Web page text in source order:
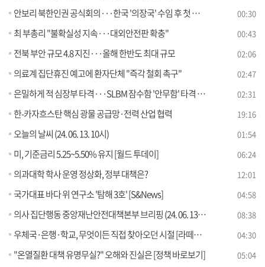
안보리 북한인권 공식회의···한국 '의장국' 수임 후 첫 개최 00:30
최 부총리 "불확실성 지속···대외안전판 확충" 00:43
전북 부안 규모 4.8 지진···올해 한반도 최대 규모 02:06
의료계 집단휴진 예고에 환자단체 "즉각 철회 촉구" 02:47
은밀하게 적 심장부 타격···SLBM 잠수함 '안무함' 타격 훈련 02:31
한-카자흐스탄 핵심 광물 공급망·전력 산업 협력 19:16
오늘의 날씨 (24. 06. 13. 10시) 01:54
미, 기준금리 5.25~5.50% 유지 [월드 투데이] 06:24
의과대학 학사 운영 정상화, 정부 대책은? 12:01
국가대표 바다 위 연구소 '탐해 3호' [S&News] 04:58
의사 집단행동 중앙재난안전대책본부 브리핑 (24. 06. 13. 11시) 08:38
우체국·은행·학교, 무엇이든 직접 찾아오던 시절 [라떼는 뉴우스] 04:30
"온열질환 대책 유명무실?" 오해와 진실은 [정책 바로보기] 05:04